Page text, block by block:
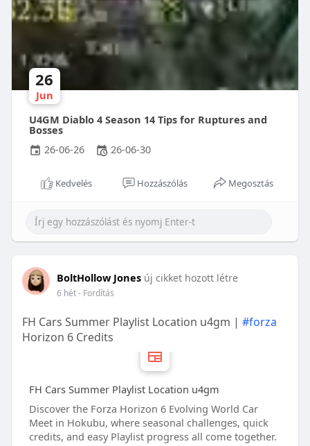
26
Jun
U4GM Diablo 4 Season 14 Tips for Ruptures and
Bosses
26-06-26
26-06-30
Kedvelés Hozzászólás Megosztás
BoltHollow Jones új cikket hozott létre
6 hét- Fordítás
FH Cars Summer Playlist Location u4gm | #forza
Horizon 6 Credits
FH Cars Summer Playlist Location u4gm
Discover the Forza Horizon 6 Evolving World Car
Meet in Hokubu, where seasonal challenges, quick
credits, and easy Playlist progress all come together.